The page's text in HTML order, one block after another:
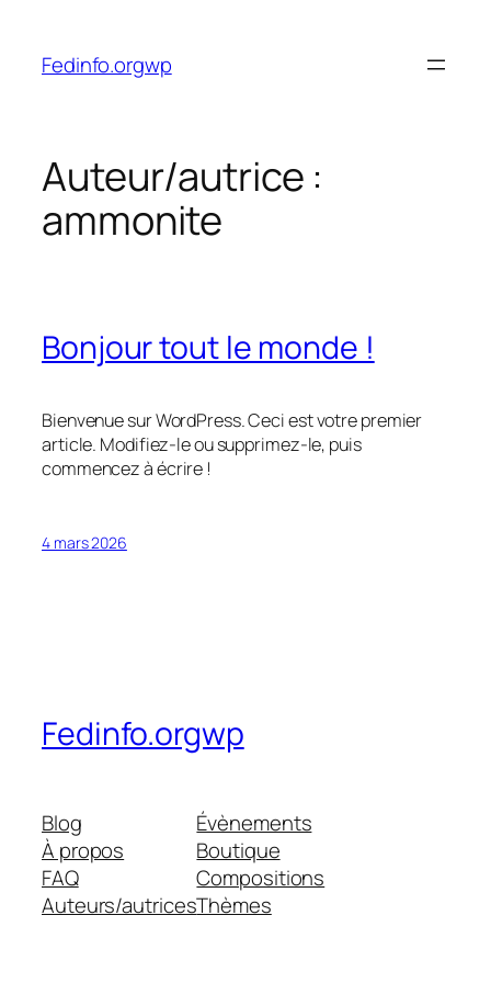
contenu
Fedinfo.orgwp
Auteur/autrice :
ammonite
Bonjour tout le monde !
Bienvenue sur WordPress. Ceci est votre premier
article. Modifiez-le ou supprimez-le, puis
commencez à écrire !
4 mars 2026
Fedinfo.orgwp
Blog
À propos
FAQ
Auteurs/autrices
Évènements
Boutique
Compositions
Thèmes